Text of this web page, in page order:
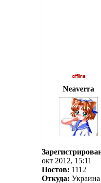
Neaverra
окт 2012, 15:11
Постов: 1112
Откуда: Украина